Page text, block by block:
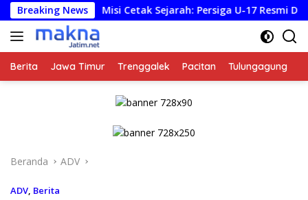
Langsung
ke
konten
Breaking News
Misi Cetak Sejarah: Persiga U-17 Resmi Dirilis untuk Piala
Berita Jawa Timur Trenggalek Pacitan Tulungagung
Beranda ADV
ADV Berita